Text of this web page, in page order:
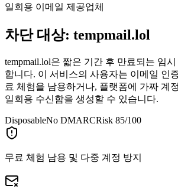
일회용 이메일 제공업체
차단 대상: tempmail.lol
tempmail.lol은 짧은 기간 후 만료되는 임
합니다. 이 서비스의 사용자는 이메일 인
료 체험을 남용하거나, 플랫폼에 가짜 계
일회용 수신함을 생성할 수 있습니다.
DisposableNo DMARCRisk 85/100
무료 체험 남용 및 다중 계정 방지